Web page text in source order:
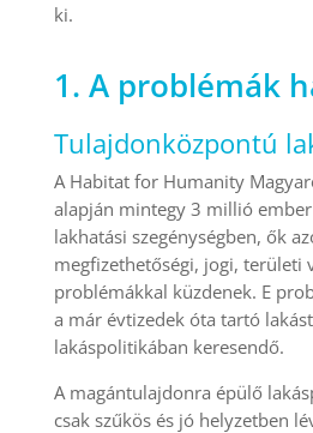
ki.
1. A problémák
Tulajdonközpontú
A Habitat for Humanity
alapján mintegy 3 millió
lakhatási szegénységben, ők
megfizethetőségi, jogi, területi
problémákkal küzdenek. E
a már évtizedek óta tartó
lakáspolitikában keresendő.
A magántulajdonra épülő
csak szűkös és jó helyzetben